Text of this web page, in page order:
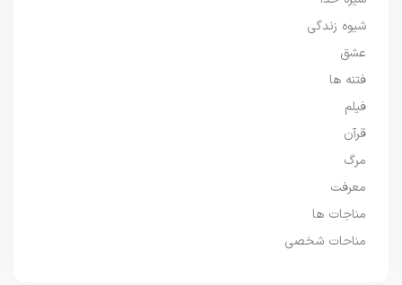
شیوه زندگی
عشق
فتنه ها
فیلم
قرآن
مرگ
معرفت
مناجات ها
مناحات شخصی